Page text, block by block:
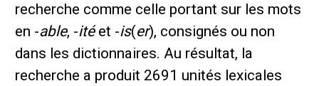
recherche comme celle portant sur les mots
en -able, -itéet -is(er), consignés ou non
dans les dictionnaires. Au résultat, la
recherche a produit 2691 unités lexicales